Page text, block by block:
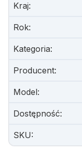
Kraj:
Rok:
Kategoria:
Producent:
Model:
Dostępność:
SKU: